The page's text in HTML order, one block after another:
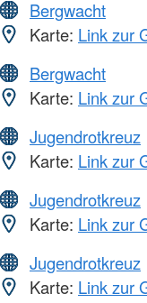
Bergwacht
Karte: Link zur
Bergwacht
Karte: Link zur
Jugendrotkreuz
Karte: Link zur
Jugendrotkreuz
Karte: Link zur
Jugendrotkreuz
Karte: Link zur